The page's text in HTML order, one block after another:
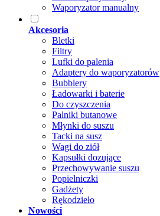
Waporyzator manualny
Akcesoria
Bletki
Filtry
Lufki do palenia
Adaptery do waporyzatorów
Bubblery
Ładowarki i baterie
Do czyszczenia
Palniki butanowe
Młynki do suszu
Tacki na susz
Wagi do ziół
Kapsułki dozujące
Przechowywanie suszu
Popielniczki
Gadżety
Rękodzieło
Nowości